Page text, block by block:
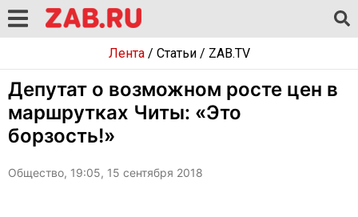
Лента/ Статьи/ ZAB.TV
Депутат о возможном росте цен в
маршрутках Читы: «Это
борзость!»
Общество, 19:05, 15 сентября 2018